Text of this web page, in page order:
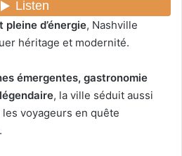
d’énergie, Nashville
héritage et modernité.
émergentes, gastronomie
, la ville séduit aussi
voyageurs en quête